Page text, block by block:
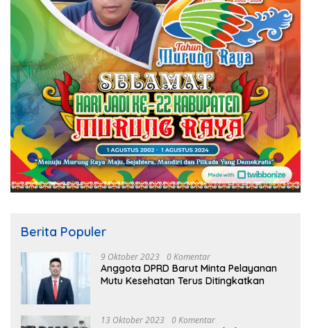
Berita Populer
9 Oktober 2023 0 Komentar
Anggota DPRD Barut Minta Pelayanan
Mutu Kesehatan Terus Ditingkatkan
13 Oktober 2023 0 Komentar